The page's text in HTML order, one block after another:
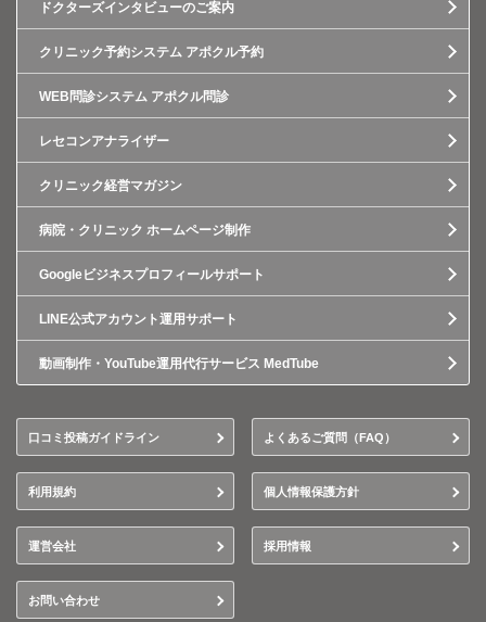
ドクターズインタビューのご案内
クリニック予約システム アポクル予約
WEB問診システム アポクル問診
レセコンアナライザー
クリニック経営マガジン
病院・クリニック ホームページ制作
Googleビジネスプロフィールサポート
LINE公式アカウント運用サポート
動画制作・YouTube運用代行サービス MedTube
口コミ投稿ガイドライン よくあるご質問（FAQ）
利用規約 個人情報保護方針
運営会社 採用情報
お問い合わせ